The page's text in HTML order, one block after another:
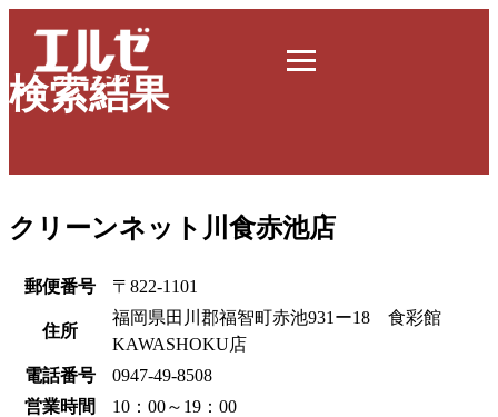
検索結果
クリーンネット川食赤池店
郵便番号 〒822-1101
住所
福岡県田川郡福智町赤池931ー18 食彩館
KAWASHOKU店
電話番号
0947-49-8508
営業時間
10：00～19：00